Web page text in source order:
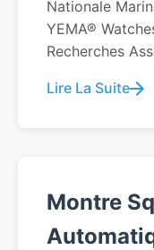
Nationale
YEMA®
Recherches
Lire La Suite
Montre